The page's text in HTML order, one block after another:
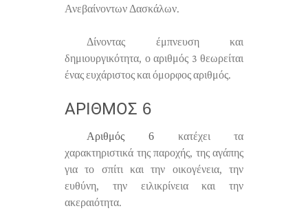
Ανεβαίνοντων Δασκάλων.
Δίνοντας έμπνευση και
δημιουργικότητα, ο αριθμός 3 θεωρείται
ένας ευχάριστος και όμορφος αριθμός.
ΑΡΙΘΜΌΣ 6
Αριθμός 6 κατέχει τα
χαρακτηριστικά της παροχής, της αγάπης
για το σπίτι και την οικογένεια, την
ευθύνη, την ειλικρίνεια και την
ακεραιότητα.